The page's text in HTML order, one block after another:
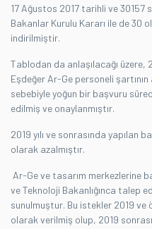
17 Ağustos 2017 tarihli ve 30157
Bakanlar Kurulu Kararı ile de 30
indirilmiştir.
Tablodan da anlaşılacağı üzere,
Eşdeğer Ar-Ge personeli
sebebiyle yoğun bir başvuru
edilmiş ve onaylanmıştır.
2019 yılı ve sonrasında yapılan
olarak azalmıştır.
Ar-Ge ve tasarım merkezlerine
ve Teknoloji Bakanlığınca talep
sunulmuştur. Bu istekler 2019
olarak verilmiş olup, 2019